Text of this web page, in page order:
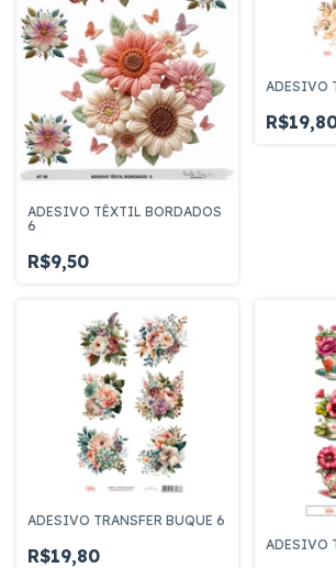
ADESIVO TÊXTIL BORDADOS
6
R$9,50
ADESIVO
ADESIVO TRANSFER BUQUE 6
R$19,80
ADESIVO